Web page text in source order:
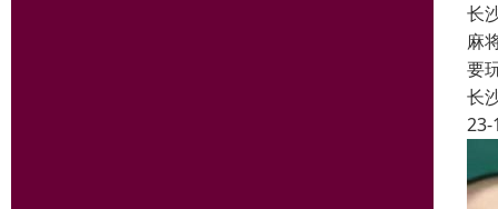
长
麻
要
长
23-